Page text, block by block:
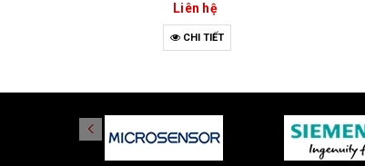
Liên hệ
CHI TIẾT